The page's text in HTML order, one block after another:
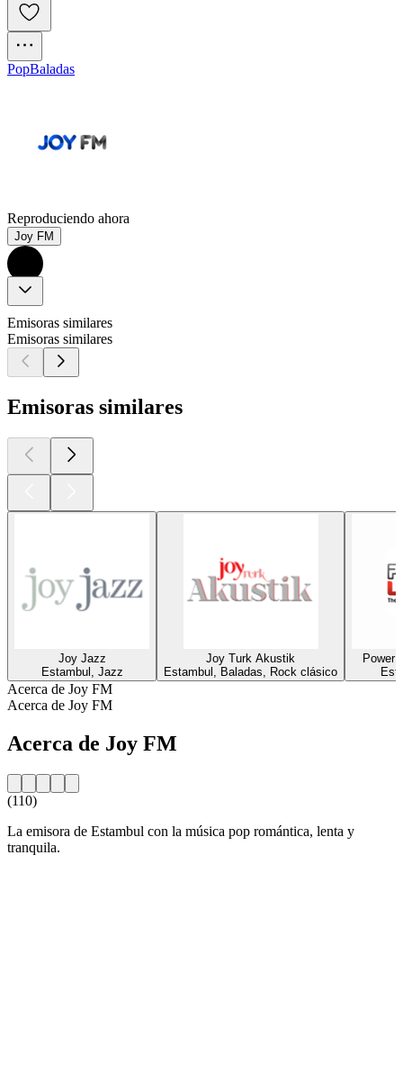
PopBaladas
Reproduciendo ahora
Joy FM
Emisoras similares
Emisoras similares
Emisoras similares
Joy Jazz
Estambul, Jazz
Joy Turk Akustik
Estambul, Baladas, Rock clásico
Power
Acerca de Joy FM
Acerca de Joy FM
Acerca de Joy FM
(110)
La emisora de Estambul con la música pop romántica, lenta y
tranquila.